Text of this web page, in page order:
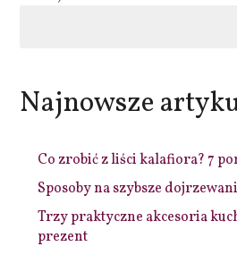
Najnowsze
Co zrobić z liści kalafiora? 7
Sposoby na szybsze
Trzy praktyczne akcesoria
prezent